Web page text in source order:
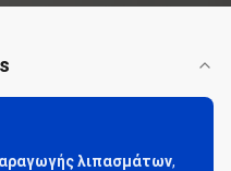
λιπασμάτων,